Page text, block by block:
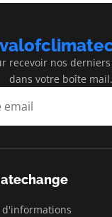
recevoir nos
dans votre boîte mail.
d'informations